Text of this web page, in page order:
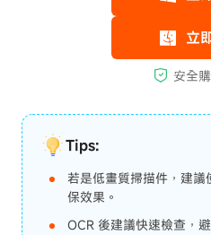
Tips:
若是低畫質掃描件，建
保效果。
OCR 後建議快速檢查，